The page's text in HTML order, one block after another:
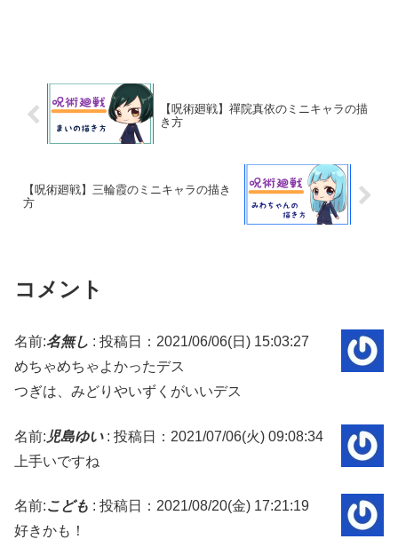
【呪術廻戦】禪院真依のミニキャラの描
き方
【呪術廻戦】三輪霞のミニキャラの描き
方
コメント
名前:名無し : 投稿日：2021/06/06(日) 15:03:27
めちゃめちゃよかったデス
つぎは、みどりやいずくがいいデス
名前: 児島ゆい: 投稿日：2021/07/06(火) 09:08:34
上手いですね
名前:こども : 投稿日：2021/08/20(金) 17:21:19
好きかも！